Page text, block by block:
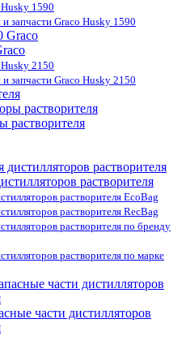
1590
запчасти Graco Husky 1590
2150
запчасти Graco Husky 2150
растворителя
растворителя
растворителя EcoBag
растворителя RecBag
растворителя по бренду
растворителя по марке
части дистилляторов